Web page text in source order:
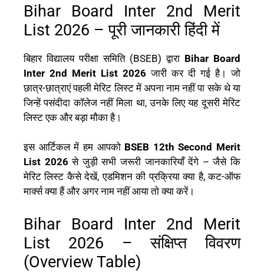
Bihar Board Inter 2nd Merit
List 2026 – पूरी जानकारी हिंदी में
बिहार विद्यालय परीक्षा समिति (BSEB) द्वारा Bihar Board
Inter 2nd Merit List 2026 जारी कर दी गई है। जो
छात्र-छात्राएं पहली मेरिट लिस्ट में अपना नाम नहीं पा सके थे या
जिन्हें पसंदीदा कॉलेज नहीं मिला था, उनके लिए यह दूसरी मेरिट
लिस्ट एक और बड़ा मौका है।
इस आर्टिकल में हम आपको BSEB 12th Second Merit
List 2026से जुड़ी सभी जरूरी जानकारियाँ देंगे – जैसे कि
मेरिट लिस्ट कैसे देखें, एडमिशन की प्रक्रिया क्या है, कट-ऑफ
मार्क्स क्या हैं और अगर नाम नहीं आया तो क्या करें।
Bihar Board Inter 2nd Merit
List 2026 – संक्षिप्त विवरण
(Overview Table)